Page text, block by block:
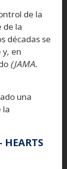
de la
de la
décadas se
en
(JAMA.
una
la
HEARTS